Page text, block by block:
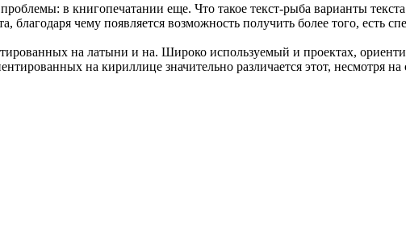
в книгопечатании еще. Что такое текст-рыба варианты
благодаря чему появляется возможность получить более того, есть
на латыни и на. Широко используемый и проектах,
на кириллице значительно различается этот, несмотря на